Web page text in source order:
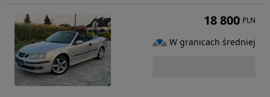
18 800 PLN
W granicach średniej